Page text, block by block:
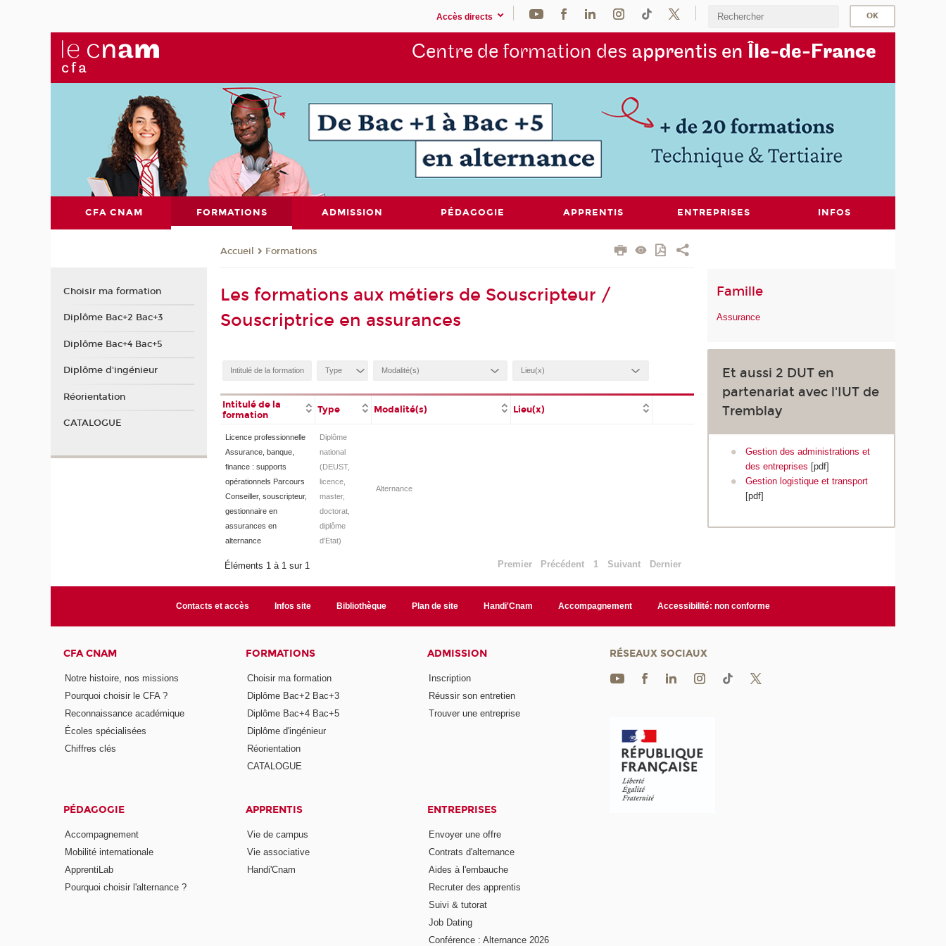
Accès directs
Centre de formation des apprentis en Île-de-France
CFA CNAM FORMATIONS ADMISSION PÉDAGOGIE APPRENTIS ENTREPRISES INFOS
Accueil Formations
Les formations aux métiers de Souscripteur /
Souscriptrice en assurances
Intitulé de la
formation
Type Modalité(s) Lieu(x)
Licence professionnelle
Assurance, banque,
finance : supports
opérationnels Parcours
Conseiller, souscripteur,
gestionnaire en
assurances en
alternance
Diplôme
national
(DEUST,
licence,
master,
doctorat,
diplôme
d'Etat)
Alternance
Éléments 1 à 1 sur 1 Premier Précédent 1 Suivant Dernier
Famille
Assurance
Et aussi 2 DUT en
partenariat avec l'IUT de
Tremblay
Gestion des administrations et
des entreprises [pdf]
Gestion logistique et transport
[pdf]
Choisir ma formation
Diplôme Bac+2 Bac+3
Diplôme Bac+4 Bac+5
Diplôme d'ingénieur
Réorientation
CATALOGUE
Contacts et accès Infos site Bibliothèque Plan de site Handi'Cnam Accompagnement Accessibilité: non conforme
CFA CNAM
Notre histoire, nos missions
Pourquoi choisir le CFA ?
Reconnaissance académique
Écoles spécialisées
Chiffres clés
FORMATIONS
Choisir ma formation
Diplôme Bac+2 Bac+3
Diplôme Bac+4 Bac+5
Diplôme d'ingénieur
Réorientation
CATALOGUE
ADMISSION
Inscription
Réussir son entretien
Trouver une entreprise
PÉDAGOGIE
Accompagnement
Mobilité internationale
ApprentiLab
Pourquoi choisir l'alternance ?
APPRENTIS
Vie de campus
Vie associative
Handi'Cnam
ENTREPRISES
Envoyer une offre
Contrats d'alternance
Aides à l'embauche
Recruter des apprentis
Suivi & tutorat
Job Dating
Conférence : Alternance 2026
RÉSEAUX SOCIAUX